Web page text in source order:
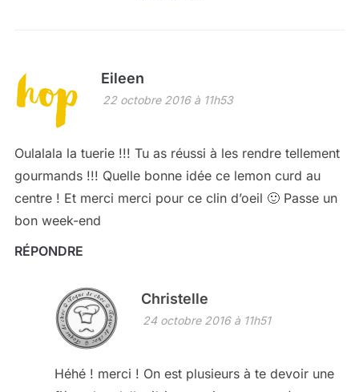
Eileen
22 octobre 2016 à 11h53
Oulalala la tuerie !!! Tu as réussi à les rendre tellement
gourmands !!! Quelle bonne idée ce lemon curd au
centre ! Et merci merci pour ce clin d’oeil 🙂 Passe un
bon week-end
RÉPONDRE
Christelle
24 octobre 2016 à 11h51
Héhé ! merci ! On est plusieurs à te devoir une